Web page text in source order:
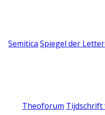
Semitica Spiegel der
Theoforum Tijdschrift